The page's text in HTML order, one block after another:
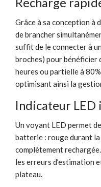
Grâce à sa conception à
de brancher
suffit de le connecter à
broches) pour bénéficier
heures ou partielle à
optimisant ainsi la
Indicateur
Un voyant LED permet
batterie : rouge durant
complètement
les erreurs d’estimation
plateau.